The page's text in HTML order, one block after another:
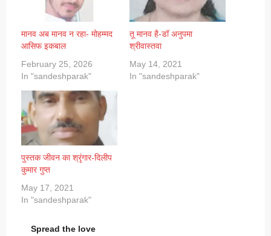
मानव अब मानव न रहा- मोहम्मद
आसिफ इकबाल
February 25, 2026
In "sandeshparak"
तू मानव है-डॉ अनुपमा
श्रीवास्तवा
May 14, 2021
In "sandeshparak"
पुस्तक जीवन का श्रृंगार-दिलीप
कुमार गुप्त
May 17, 2021
In "sandeshparak"
Spread the love